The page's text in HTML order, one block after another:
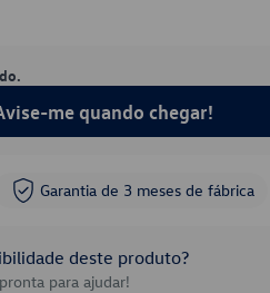
me quando chegar!
Garantia de 3 meses de fábrica
deste produto?
para ajudar!